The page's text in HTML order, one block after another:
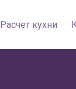
Расчет кухни